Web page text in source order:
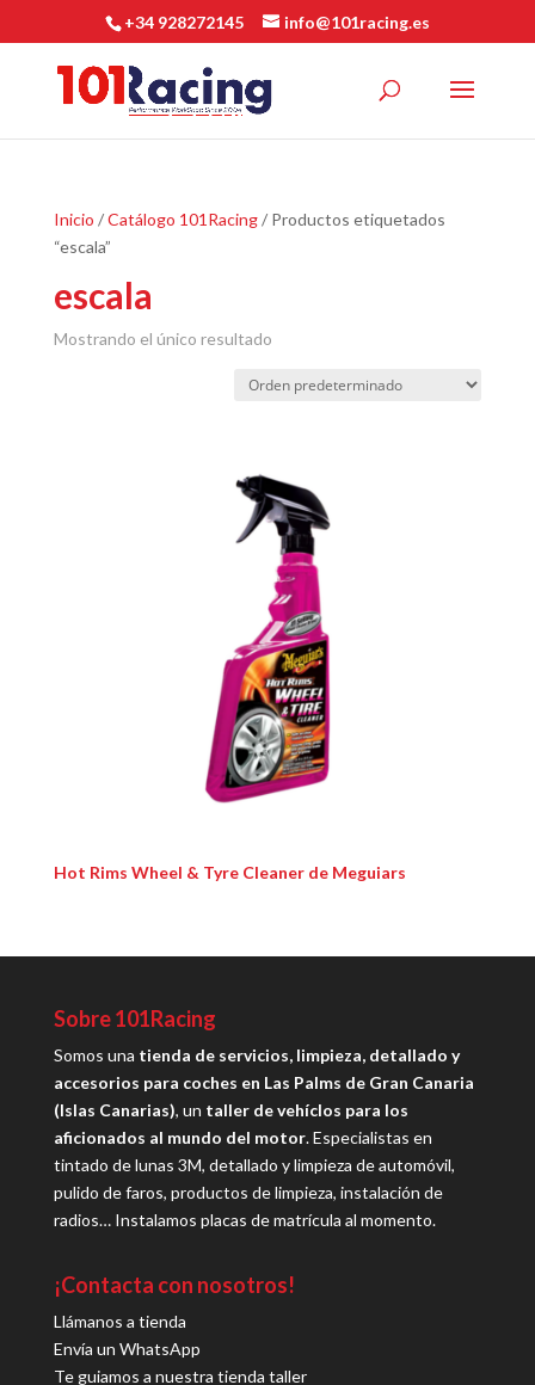
+34 928272145 info@101racing.es
Inicio /Catálogo 101Racing/ Productos etiquetados
“escala”
escala
Mostrando el único resultado
Hot Rims Wheel & Tyre Cleaner de Meguiars
Sobre 101Racing
Somos una tienda de servicios, limpieza, detallado y
accesorios para coches en Las Palms de Gran Canaria
(Islas Canarias), un taller de vehíclos para los
aficionados al mundo del motor. Especialistas en
tintado de lunas 3M, detallado y limpieza de automóvil,
pulido de faros, productos de limpieza, instalación de
radios… Instalamos placas de matrícula al momento.
¡Contacta con nosotros!
Llámanos a tienda
Envía un WhatsApp
Te guiamos a nuestra tienda taller